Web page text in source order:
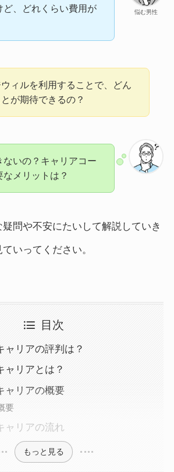
悩む男性
ど、どれくらい費用が
ィルを利用することで、どん
が期待できるの？
ないの？キャリアコー
メリットは？
問や不安にたいして解説していき
いってください。
目次
ャリアの評判は？
ャリアとは？
ャリアの概要
要
ャリアの流れ
もっと見る